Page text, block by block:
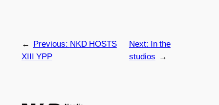
← Previous: NKD HOSTS
XIII YPP
Next: In the
studios →